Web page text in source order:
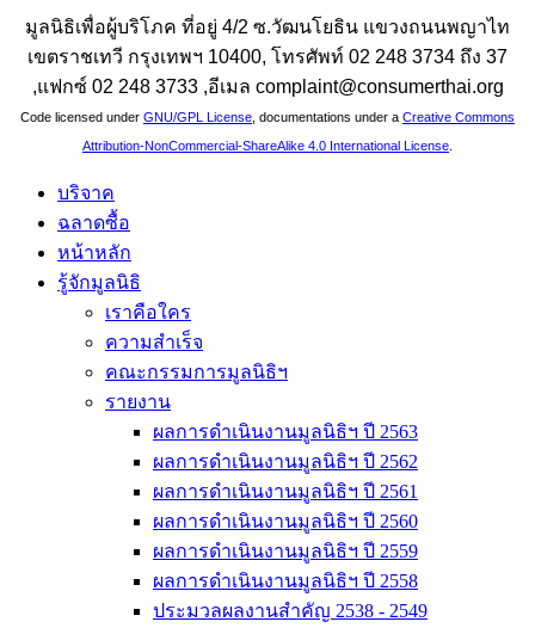
มูลนิธิเพื่อผู้บริโภค ที่อยู่ 4/2 ซ.วัฒนโยธิน แขวงถนนพญาไท
เขตราชเทวี กรุงเทพฯ 10400, โทรศัพท์ 02 248 3734 ถึง 37
,แฟกซ์ 02 248 3733 ,อีเมล complaint@consumerthai.org
Code licensed under GNU/GPL License , documentations under a Creative Commons
Attribution-NonCommercial-ShareAlike 4.0 International License
บริจาค
ฉลาดซื้อ
หน้าหลัก
รู้จักมูลนิธิ
เราคือใคร
ความสำเร็จ
คณะกรรมการมูลนิธิฯ
รายงาน
ผลการดำเนินงานมูลนิธิฯ ปี 2563
ผลการดำเนินงานมูลนิธิฯ ปี 2562
ผลการดำเนินงานมูลนิธิฯ ปี 2561
ผลการดำเนินงานมูลนิธิฯ ปี 2560
ผลการดำเนินงานมูลนิธิฯ ปี 2559
ผลการดำเนินงานมูลนิธิฯ ปี 2558
ประมวลผลงานสำคัญ 2538 - 2549